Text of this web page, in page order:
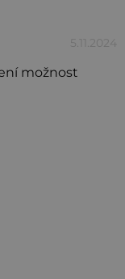
5.11.2024
možnost